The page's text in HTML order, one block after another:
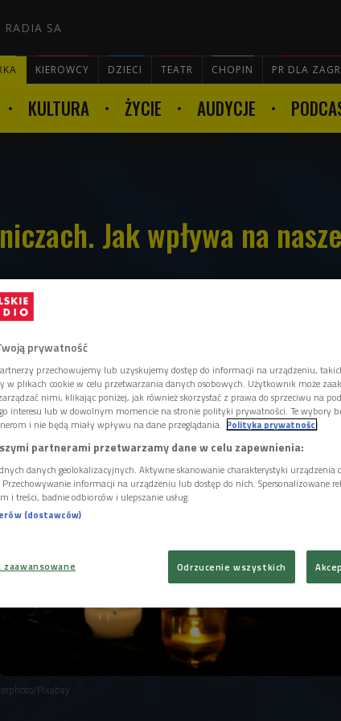
RADIA SA
KIEROWCY DZIECI TEATR CHOPIN PR DLA

KULTURA ŻYCIE AUDYCJE
Jak wpływa na nasze
wytwarzane ze składników naturalnych.
gatunkowo parafiny. Czy wszystkie
dla naszego zdrowia?
Pixabay
prywatność
przechowujemy lub uzyskujemy dostęp do informacji na urządzeniu,
w plikach cookie w celu przetwarzania danych osobowych. Użytkownik może
nimi, klikając poniżej, jak również skorzystać z prawa do sprzeciwu na
interesu lub w dowolnym momencie na stronie polityki prywatności. Te wybory
i nie będą miały wpływu na dane przeglądania. Polityka prywatności
partnerami przetwarzamy dane w celu zapewnienia:
danych geolokalizacyjnych. Aktywne skanowanie charakterystyki urządzenia
informacji na urządzeniu lub dostęp do nich. Spersonalizowane
i treści, badnie odbiorców i ulepszanie usług.
(dostawców)
Odrzucenie wszystkich